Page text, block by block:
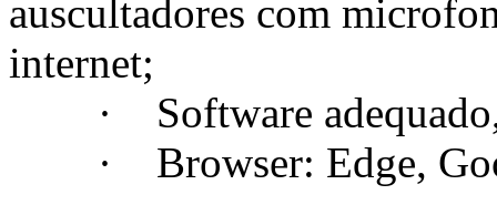
auscultadores com
internet;
· Software adequado,
· Browser: Edge,